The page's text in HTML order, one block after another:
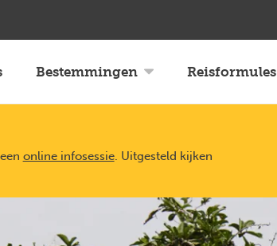
Bestemmingen Reisformules
online infosessie. Uitgesteld kijken